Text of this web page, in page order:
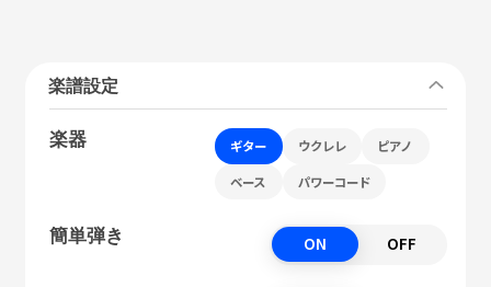
楽譜設定
楽器 ギター ウクレレ ピアノ
ベース パワーコード
簡単弾き ON OFF